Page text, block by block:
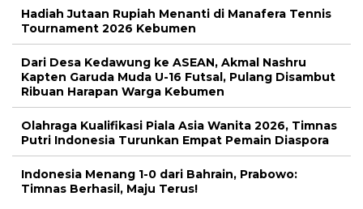
Hadiah Jutaan Rupiah Menanti di Manafera Tennis
Tournament 2026 Kebumen
Dari Desa Kedawung ke ASEAN, Akmal Nashru
Kapten Garuda Muda U-16 Futsal, Pulang Disambut
Ribuan Harapan Warga Kebumen
Olahraga Kualifikasi Piala Asia Wanita 2026, Timnas
Putri Indonesia Turunkan Empat Pemain Diaspora
Indonesia Menang 1-0 dari Bahrain, Prabowo:
Timnas Berhasil, Maju Terus!